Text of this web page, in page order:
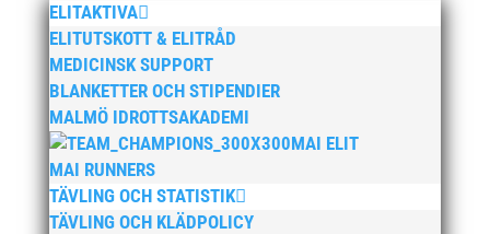
ELITAKTIVA
ELITUTSKOTT & ELITRÅD
MEDICINSK SUPPORT
BLANKETTER OCH STIPENDIER
MALMÖ IDROTTSAKADEMI
MAI ELIT
MAI RUNNERS
TÄVLING OCH STATISTIK
TÄVLING OCH KLÄDPOLICY
december 2025
november 2025
oktober 2025
augusti 2025
juli 2025
april 2025
mars 2025